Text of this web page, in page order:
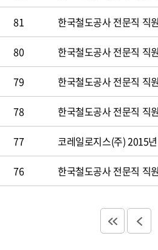
81 한국철도공사 전문직 직
80 한국철도공사 전문직 직
79 한국철도공사 전문직 직
78 한국철도공사 전문직 직
77 코레일로지스(주) 2015
76 한국철도공사 전문직 직